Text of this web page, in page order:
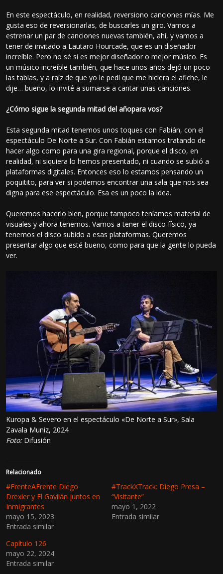
En este espectáculo, en realidad, reversiono canciones mías. Me
gusta eso de reversionarlas, de buscarles un giro. Vamos a
estrenar un par de canciones nuevas también, ahí, y vamos a
tener de invitado a Lautaro Hourcade, que es un diseñador
increíble. Pero no sé si es mejor diseñador o mejor músico. Es
un músico increíble también, que hace unos años dejó un poco
las tablas, y a raíz de que yo le pedí que me hiciera el afiche, le
dije… bueno, lo invité a sumarse a cantar unas canciones.
¿Cómo sigue la segunda mitad del añopara vos?
Esta segunda mitad tenemos unos toques con Fabián, con el
espectáculo De Norte a Sur. Con Fabián estamos tratando de
hacer algo como para una gira regional, porque el disco, en
realidad, ni siquiera lo hemos presentado, ni cuando se subió a
plataformas digitales. Entonces eso lo estamos pensando un
poquitito, para ver si podemos encontrar una sala que nos sea
digna para ese espectáculo. Esa es un poco la idea.
Queremos hacerlo bien, porque tampoco teníamos material de
visuales y ahora tenemos. Vamos a tener el disco físico, ya
tenemos el disco subido a esas plataformas. Queremos
presentar algo que esté bueno, como para que la gente lo pueda
ver.
Kuropa & Severo en el espectáculo «De Norte a Sur», Sala
Zavala Muniz, 2024
Foto:Difusión
Relacionado
#FrenteAFrente Diego
Drexler y El Gavilán juntos en
Inmigrantes
mayo 15, 2023
Entrada similar
#TrackXTrack: Diego Presa –
“Visitante”
mayo 1, 2022
Entrada similar
Capítulo 126
mayo 22, 2024
Entrada similar